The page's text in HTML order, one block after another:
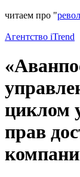
читаем про "
Агентство iTrend
циклом
прав